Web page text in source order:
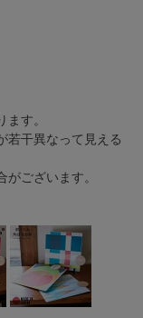
す。
若干異なって見える
ございます。